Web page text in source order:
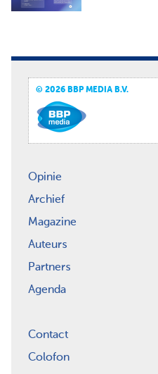
© 2026 BBP MEDIA B.V.
Opinie
Archief
Magazine
Auteurs
Partners
Agenda
Contact
Colofon